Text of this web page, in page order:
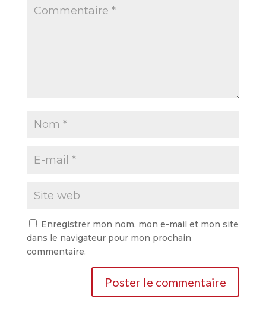
Enregistrer mon nom, mon e-mail et mon site
dans le navigateur pour mon prochain
commentaire.